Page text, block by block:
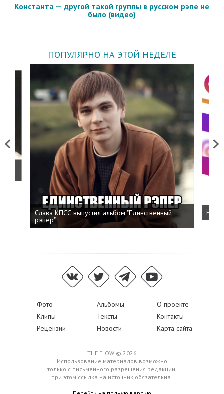
Константа — другой такой группы в русском рэпе не
было (видео)
ПОПУЛЯРНО НА ЭТОЙ НЕДЕЛЕ
Previous
Слава КПСС выпустил альбом "Единственный
рэпер"
Next
Фото Альбомы
О проекте
Клипы
Тексты
Контакты
Рецензии
Новости Карта сайта
THE FLOW © 2026
Использование материалов возможно
только с письменного разрешения редакции,
при этом ссылка на источник обязательна.